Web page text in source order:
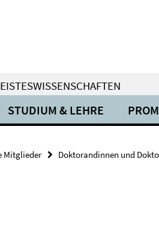
STUDIUM & LEHRE
Mitglieder Doktorandinnen und